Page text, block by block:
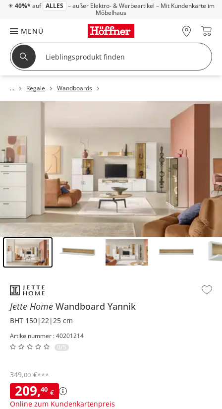
☀ 40%* auf ALLES – außer Elektro- & Werbeartikel – Mit Kundenkarte im
Möbelhaus
MENÜ
Regale Wandboards
Jette Home Wandboard Yannik
BHT 150|22|25 cm
Artikelnummer : 40201214
0/5
209,40 €
Online zum Kundenkartenpreis
349,00 €***